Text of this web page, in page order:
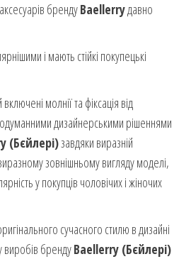
брендуBaellerryдавно
і мають стійкі покупецькі
молнії та фіксація від
дизайнерськими рішеннями
(Бєйлері)завдяки виразній
зовнішньому вигляду моделі,
у покупців чоловічих і жіночих
сучасного стилю в дизайні
виробів брендуBaellerry (Бєйлері)